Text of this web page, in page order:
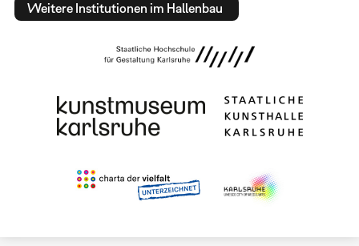
Weitere Institutionen im Hallenbau